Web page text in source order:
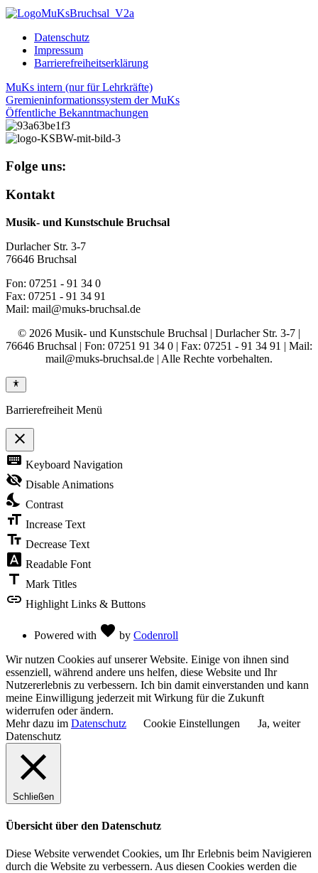
Datenschutz
Impressum
Barrierefreiheitserklärung
MuKs intern (nur für Lehrkräfte)
Gremieninformationssystem der MuKs
Öffentliche Bekanntmachungen
Folge uns:
Kontakt
Musik- und Kunstschule Bruchsal
Durlacher Str. 3-7
76646 Bruchsal
Fon: 07251 - 91 34 0
Fax: 07251 - 91 34 91
Mail: mail@muks-bruchsal.de
© 2026 Musik- und Kunstschule Bruchsal | Durlacher Str. 3-7 |
76646 Bruchsal | Fon: 07251 91 34 0 | Fax: 07251 - 91 34 91 | Mail:
mail@muks-bruchsal.de | Alle Rechte vorbehalten.
Barrierefreiheit Menü
close
Toggle
the
visibility
of
Accessibility
Toolbar
keyboard Keyboard Navigation
visibility_off Disable Animations
nights_stay Contrast
format_size Increase Text
text_fields Decrease Text
font_download Readable Font
title Mark Titles
link Highlight Links & Buttons
Powered with favorite by Codenroll
Wir nutzen Cookies auf unserer Website. Einige von ihnen sind
essenziell, während andere uns helfen, diese Website und Ihr
Nutzererlebnis zu verbessern. Ich bin damit einverstanden und kann
meine Einwilligung jederzeit mit Wirkung für die Zukunft
widerrufen oder ändern.
Mehr dazu im Datenschutz Cookie Einstellungen
Ja, weiter
Datenschutz
Schließen
Übersicht über den Datenschutz
Diese Website verwendet Cookies, um Ihr Erlebnis beim Navigieren
durch die Website zu verbessern. Aus diesen Cookies werden die